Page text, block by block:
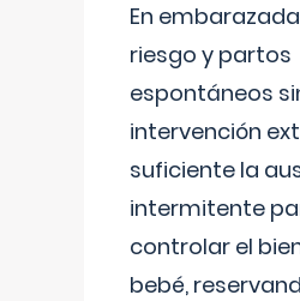
En
riesgo y partos
espontáneos
intervención
suficiente la
intermitente
controlar el
bebé,